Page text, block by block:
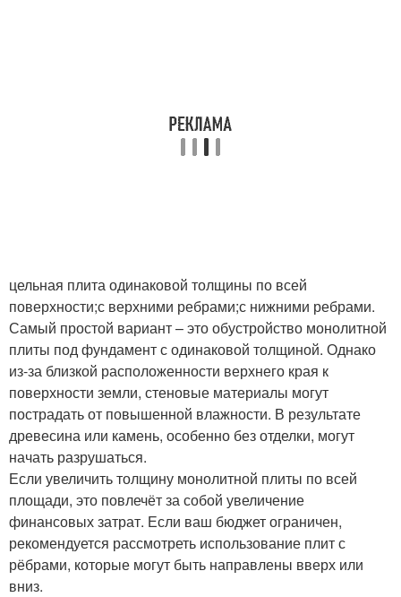
цельная плита одинаковой толщины по всей
поверхности;с верхними ребрами;с нижними ребрами.
Самый простой вариант – это обустройство монолитной
плиты под фундамент с одинаковой толщиной. Однако
из-за близкой расположенности верхнего края к
поверхности земли, стеновые материалы могут
пострадать от повышенной влажности. В результате
древесина или камень, особенно без отделки, могут
начать разрушаться.
Если увеличить толщину монолитной плиты по всей
площади, это повлечёт за собой увеличение
финансовых затрат. Если ваш бюджет ограничен,
рекомендуется рассмотреть использование плит с
рёбрами, которые могут быть направлены вверх или
вниз.